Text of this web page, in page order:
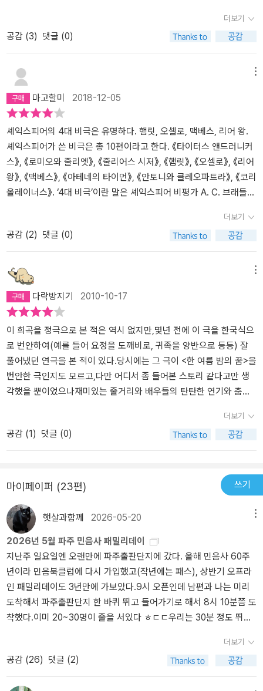
그래서 만든 구성이, 드미트리우스는 헬레나와 약속한 사이지만 갑자
기 마음이 바뀌어 허미아를 사랑하게 되고 그녀와 결혼하기 위해 허
미아의 부친 이지우스의 마음을 확실하게 잡아버렸다. 허미아는 그러
나 라이샌더와 열렬히 사랑하는 사이. 당시 아테네에서는 결혼에 관
해서 아버지의 결정에 따르지 않는 처녀에게 주어지는 것은 딱 두 개.
하나는 죽음, 또 하나는 평생 수도원에 들어가 영원한 처녀로 사는 일.
당신과 당신 파트너가 허미아와 라이샌더와 같은 경우를 당했다면 어
떻게 할 거 같은가. 그렇다. 이들도 당신 생각과 같은 일을 저질러 버
린다. 이름하여, 야반도주. 여기서 혜성처럼 등장하는 커플이 바로 오
베론과 티타니아. 이 요정들은 만나기만 하면 싸운다. 베버의 <오베
론>에선 여자와 남자 가운데 어느 쪽이 더 진실한 사랑을 하는가 가
지고 난리굿을 펴더니, 이 책에선 훔쳐온 미소년을 누가 차지하느냐
을 만들기에 이른다. 그래 종복 퍽을 시켜 티타니아와, 인간들의 원만
한 행복을 위해 드미트리우스의 눈에 바르라고 시켰는데, 명령문이
참으로 애매해서 (아테네 복장을 한 잘생긴 젊은 남자 눈꺼풀에다가
발라버려!) 퍽은 제일 먼저 눈에 띄는 아테네 남자 라이샌더의 눈꺼풀
에다 묘약을 덕지덕지 발라버린다. 그래 티타니아는 나귀로 변신한
‘바틈Bottom’이란 장사꾼에게 한눈에 반해버리고, 라이센더는 눈을
뜨자마자 함께 야반도주를 한 허미아가 키가 작다는 걸 이유로 “가 버
려, 이 난쟁이야. 성장억제 풀 먹은 초왜소 생명체야. 이 염주 알, 도토
리야.”라고 거친 말을 퍼붓고는 곧바로 헬레나에게 열정적인 사랑을
호소한다. 그 다음 이야기는 안 알려줌. 또 재미난 것이 <한여름 밤의
꿈>에서 ‘극중극play-within-a-play’을 연출한다는 것. 극중극 도중
당대의 권력자 테세우스와 히폴리나, 그리고 주인공들이 숱하게 끼어
줄리엣>의 씨앗일 수도 있단다. 그러나 너무 기대하지 마시라. 그만
큼 재미있지는 않으니. <햄릿>, <리어왕>, <오셀로>, <맥베스> 등을
읽고 셰익스피어에 대한 기대를 한껏 끌어올린 독자들은 그냥 기념
겠다. 그것들 말고도 읽을 책은 많고 많거든. 안 그랴?
다면, 그들의 사랑이 숲속에서의 혼란스런 꿈을 낳았고 그 꿈은더 아
름다운 현실을 낳았다고 할 수 있으니, 그들은 꿈같은 현실을 경험한
것이라고 할 수 있을 것입니다.하지만 타타니아의 사랑을 받은 바틈
은 그야말로 신비로운 사랑의 약초에 의해서만 유지될 수 있었던 일
장춘몽을 꾼 셈입니다. 진짜 바틈은 없고, 나귀 머리를 한꿈속의 바틈
과 현실 속에서는 영원히 사라져버린 타타니아와 요정들이 만들어
낸'바틈의 꿈'......그것은 현실에서 말로 표현하기에는 너무 꿈같은 이
야기라서 꿈같은 노래 가락으로 표현하는 것이 그나마 나타낼 수 있
는 방법이라고 바틈은 이야기하고 있습니다.꿈과 현실이 서로를 넘나
드는 이야기의 전개 속에서 아마도 셰익스피어가 말하고자 했던 것
중의 하나는 우리가 겪는사랑의 여러 모습과 실체가 아니었을까 하는
생각을 합니다. 바틈과 그 동료들이 테세우스의 결혼식에서 보여주기
슷한-의 이야기 같은 비극적인 사랑, 부모의 반대를 무릅쓰고 집을 떠
나서까지 사랑을 이루려고 한 허미아와 라이샌더의 사랑, 변심한 드
미트리우스를 떠나지 못하고 그 주위를 맴도는헬레나의 사랑, 드미트
리우스에게 비굴할 정도로 사랑을 호소하는 헬레나의 모습을 보고 정
상적인 사랑을 이루어 주겠다고 나서는 요정의 왕 오베론 식의 사랑,
신비한 약초 또는 큐피드의 화살로 자기 의사와 무관하게이루어지는
나귀 바틈과 타타니아 사이의 꿈같은 사랑 등..... 많은 사람들은 바틈
의 꿈같은 사랑보다는 허미아와 라이샌더의 강렬한 사랑을부러워하
겠지만,그러한 사랑 안에도 아픔이담겨 있을 수 있음을, 오베론의 숲
속에서의 하룻 밤사이의 배신과 악몽을 통해서 멋지게 표현한 것은
아닐는지..... 아뭏든 연극은 요정의 숲속에서 겪은 꿈같은 이야기들을
통해서 바틈은 바틈대로, 허미아와 라이샌더는 그들대로, 그리고 헬
니, 그것만으로도 즐겁게 웃을 수 있는 멋진이야기입니다.강력한 상
상력은 속임수가 뛰어나서 /그 어떤 기쁨을 감지만 하여도 / 그 기쁨
의 원인이나 제공자를 떠올리오. / 또는 밤에 무언가가 두렵다고 상상
테세우스저희 그림자들이 언짢으셨다면 / 이러한 영상들이 보였을 때
/ 잠들어 있었을 뿐이라고 / 생각만 고치시면 다 괜찮죠. / 그리고 가
볍고 시시하며 / 꿈처럼 헛것 같은 이 주제를 / 나무라지 마십시오, 여
러분. - 5막 1장, 422~428행, 퍽
남녀의 엇갈린 사랑에 대한 내용이 빠르게 전개됩니다. 특히, 아테네
외곽의 한 숲 속에서 단 하룻밤 사이에 예측을 불허한 극심한 변화를
보이는 이들 네 남녀의 사랑의 방향은 이 작품의 핵심 내용이라고 생
각합니다. 사랑! 아름답지만 행복한 것 만은 아닙니다. 많이 인내가 따
르는 일이라고 독자는 생각합니다. 이들의 복잡한 사랑의 이야기를
통해 인간의 사랑이 어떠한지에 대해서 다시 생각해 보게 만드는 작
품입니다. 유명한 소설이고 스토리를 많이 알고 있기는 하지만 희극
으로 읽으신 분들이 많지는 않을거라 생각합니다. 오랜만에 다시 읽
었습니다. “사랑은 저급하고 천하며 볼품없는 것들을 가치 있는 형
체로 바꿔 놓을 수 있어. 사랑은 눈이 아닌 마음으로 본다니까.” ---p.
18 헬레나 가장 두드러진 표현은 사랑에는 특별한 이유를 찾을 수
없다는 것입니다. 인간의 내면을 표현하는데 탁월한 재능을 가진 역
정도로 사랑에는 이유를 발견하기 어렵다고 말합니다. 요정의 장난이
라고 밖에는 드미트리우스나 라이샌더의 변심을 설명할 수 없다는 겁
니다. 이런 사랑의 속성이야말로 사람의 마음을 행복하게도 만들고
어렵게도 만드는 원인이라는 생각이 들게 되죠. 또한 사랑에 빠지면
그 대상을 아름답게만 본다는 것도 이 작품을 잘 표현하고 있습니다.
현실도 그럴까요? 허미아와 헬레나 역시 그 미모에 있어서는 우열을
가리기 어려울 정도의 미인이지만 드미트리우스와 라이샌더는 누구
에게 사랑에 빠졌느지에 따라서 달리 보게 됩니다. 참다운 여인들이
언제나 좌절을 겪는다면 그건 마치 운명의 포고령과 다름없네. 그럼
우리 이 시련을 인내하며 극복하자, 왜냐하면 그것은 상념과 꿈,한숨,
소망, 그리고 눈물이 가련한 연정을 따르듯이 사랑에겐 의레 있는 좌
절인 셈이니까. -허미아 p.14 네 남녀의 꼬일대로 꼬인 실타래가 풀
그대로 끝나는 것처럼 보입니다. 그런데 클라이막스는 여기 있습니
다. 테세우스 왕의 명으로 공연한 연극은 두 연인이 비극적인 최후를
맞는 내용이었고 마치 행복에 찬 사람들에게 찬물을 끼얹는 것 같은
시키는 이 연극 속에 연극을 어떤 의도로 추가한 것일지 생각해볼 의
미가 있다고 봅니다. 개인적인 생각이지만 희극의 해피엔딩 직전에
이런 비극적인 내용을 추가한 이유는 인생은 항상 행복할 수 없다는
것을 보여주기 위한 것 같습니다. 인생은 항상 희극과 비극이 교차하
기 마련이기 때문이 아닐지 생각됩니다. 사랑에 대한 의미를 다시 생
각해 보게 하는 재미있는 작품이었습니다.
더보기
공감 (3) 댓글 (0)
마고할미 2018-12-05
셰익스피어의 4대 비극은 유명하다. 햄릿, 오셀로, 맥베스, 리어 왕.
셰익스피어가 쓴 비극은 총 10편이라고 한다. 《타이터스 앤드러니커
스》, 《로미오와 줄리엣》, 《줄리어스 시저》, 《햄릿》, 《오셀로》, 《리어
왕》, 《맥베스》, 《아테네의 타이먼》, 《안토니와 클레오파트라》, 《코리
올레이너스》. ‘4대 비극’이란 말은 셰익스피어 비평가 A. C. 브래들리
가장 위대한 셰익스피어의 성격비극으로 분류하면서 시작되었다고
한다. 브래들리는 5년 후 다른 글에서 4대 비극에서 《오셀로》 를 빼
고 대신 《안토니와 클레오파트라》를 포함시켰지만, 처음 말했던 4편
의 비극을 4대 비극으로 보는 비평적 전통이 지금까지도 이어지고 있
다고 한다.남녀노소에게 가장 잘 알려져 있고 가장 대중적인 《로미오
와 줄리엣》이 4대 비극에 빠져 있는 이유는 주인공의 선택보다 외부
상황과 운이 비극을 만들어 내는 구조이기 때문이라고 한다. 브래들
리 이 후 비평가들은 《타이터스 앤드러니커스》, 《줄리어스 시저》,
《안토니와 클레오파트라》, 《코리올레이너스》를 로마 역사의 일부를
다룬다는 점에서 ‘로마극’으로 분류해왔다고 하는데, 역사적 사건과
인물을 다루는 로마극들은 셰익스피어 비극의 핵심이라 할 수 있는
주인공의 내면적 고뇌와 성숙을 깊이 있게 다루는 데 한계를 보일 수
운명이나 신비로운 힘이 아니라 어떤 특정 성격을 지닌 인간의 잘못
과 악에 의해서 비극이 초래된다는 것을 완벽하게 제시함으로써 인간
본성을 깊이 있게 탐구하고 더 나아가 그 개인의 비극을 사회 전체의
펴볼 수 있는 시각을 제공한다는 것이다. 인간이라면 누구나 느낄 수
있는 내면적 고뇌와 갈등, 고통을 통해 뒤늦게 깨닫게 되는 성찰적 지
혜가 햄릿, 오셀로, 리어 왕, 맥베스를 통해 수 세대 후의 독자들에게
까지 전달되는 것이다. 여기까지는 비교적 잘 알려진 내용, 설령 몰랐
다 하더라도 인터넷 검색으로 금방 알 수 있는 내용이다. 그러나 셰익
스피어의 5대 희극에 대해서는, 청소년 시기에 문학 전집이나 추천
도서를 통해서 들은 적은 분명히 있었는데 정확히 유래가 뭐고 특징
이 무엇인지는 찾아보기 힘들었다. 역시 인터넷 검색을 한 결과, 셰익
스피어의 5대 희극의 평가와 선정에는 4대 비극과는 달리 후대인들
의 뚜렷한 합의가 없는 것 같다. 다만 인터넷 상에서는 패션전문자료
가인 셰익스피어(William Shakespeare)의 잘 알려진 5대 희극 작품
더보기
공감 (2) 댓글 (0)
다락방지기 2010-10-17
이 희곡을 정극으로 본 적은 역시 없지만,몇년 전에 이 극을 한국식으
로 번안하여(예를 들어 요정을 도깨비로, 귀족을 양반으로 등등) 잘
풀어냈던 연극을 본 적이 있다.당시에는 그 극이 <한 여름 밤의 꿈>을
번안한 극인지도 모르고,다만 어디서 좀 들어본 스토리 같다고만 생
각했을 뿐이었으나재미있는 줄거리와 배우들의 탄탄한 연기와 춤을
을 가진 채 원극본을 읽어본다.극의 메인 줄거리는 역시 '사랑'을 토대
로 하여 얽히고 설키는 이야기로현대에 이르러서는 매우 익숙한 포맷
이다.네 명의 청춘 남녀가 물고 물리는 사각 관계를 이루고 있을 때자
짖궂은 시종의 실수로 인하여 네 주인공들의 사랑은 엎지락 뒤치락하
게 된다.또한 테세우스의 결혼을 축하하기 위한극중극 형식의 또 다
른 극 역시 눈여겨 읽을 만 하다.동시대에 쓰여진 '로미오와 줄리엣'의
이야기의 플롯을 상당히 가져다 쓰고 있으므로비교하여 읽을 수 있기
때문이다.단순하게도 요정같은 신적 존재에 의해인간의 사랑이라는
것이 왔다갔다 하며 그러한 감정으로 인생을 거는 것이 인간이다. 또
다른 측면으로 보면 수많은 인간의 감정 중에 그렇게 인생을 좌지우
지 할 수 있는 것이 또한 사랑의 힘이다.결국 그 감정을 어떻게 만들고
유지하고 컨트롤하고, 그 안에서 의미를 찾아내는 것이신적 존재에
의해 흔들리지 않고 자유 의지로 행동할 수 있는 인간의 영역이 아닐
더보기
공감 (1) 댓글 (0)
마이페이퍼 (23편) 쓰기
햇살과함께 2026-05-20
2026년 5월 파주 민음사 패밀리데이
지난주 일요일엔 오랜만에 파주출판단지에 갔다. 올해 민음사 60주
년이라 민음북클럽에 다시 가입했고(작년에는 패스), 상반기 오프라
인 패밀리데이도 3년만에 가보았다.9시 오픈인데 남편과 나는 미리
도착해서 파주출판단지 한 바퀴 뛰고 들어가기로 해서 8시 10분쯤 도
착했다.이미 20~30명이 줄을 서있다 ㅎㄷㄷ우리는 30분 정도 뛰고
구매는 바로 들어갈 수 있는 것이 아니라 다시 QR로 대기 접수를 하
고 순번이 되면 들어가야 한다 길래 기다렸다.입구에 쌓여있는 얼린
생수도 마시고 땀도 좀 식히고 판매하고 있는 북클럽 티셔츠도 구경
더보기
공감 (26) 댓글 (2)